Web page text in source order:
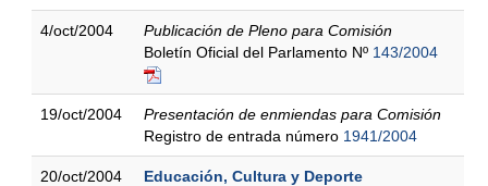
4/oct/2004
Publicación de Pleno para Comisión
Boletín Oficial del Parlamento Nº 143/2004
19/oct/2004
Presentación de enmiendas para Comisión
Registro de entrada número 1941/2004
20/oct/2004
Educación, Cultura y Deporte